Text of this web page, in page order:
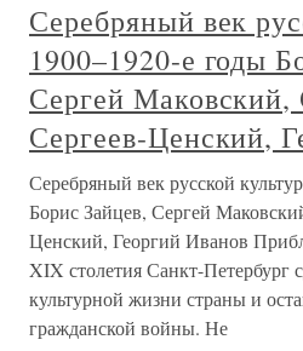
Серебряный век
1900–1920-е годы
Сергей Маковский,
Сергеев-Ценский,
Серебряный век русской
Борис Зайцев, Сергей
Ценский, Георгий Иванов
XIX столетия Санкт-Петербург
культурной жизни страны и
гражданской войны. Не